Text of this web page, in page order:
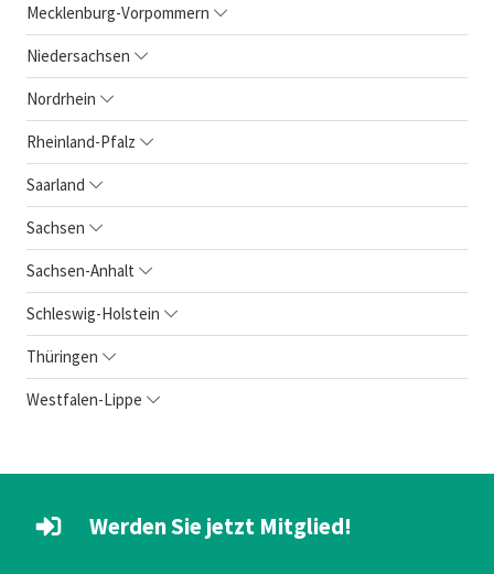
Mecklenburg-Vorpommern
Niedersachsen
Nordrhein
Rheinland-Pfalz
Saarland
Sachsen
Sachsen-Anhalt
Schleswig-Holstein
Thüringen
Westfalen-Lippe
Werden Sie jetzt Mitglied!